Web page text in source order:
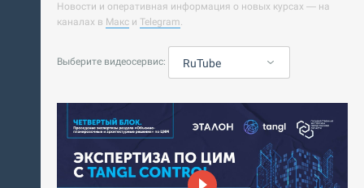
Новости и оперативная информация о новых курсах — на
каналах в Макс и Telegram.
Выберите видеосервис: RuTube